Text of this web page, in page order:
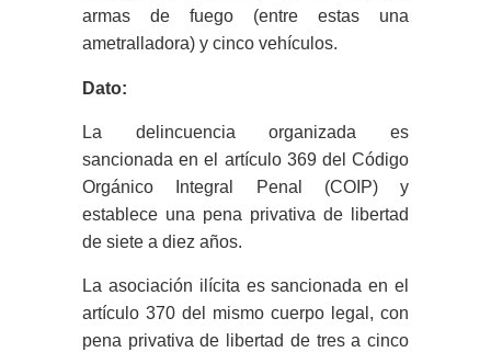
armas de fuego (entre estas una
ametralladora) y cinco vehículos.
Dato:
La delincuencia organizada es
sancionada en el artículo 369 del Código
Orgánico Integral Penal (COIP) y
establece una pena privativa de libertad
de siete a diez años.
La asociación ilícita es sancionada en el
artículo 370 del mismo cuerpo legal, con
pena privativa de libertad de tres a cinco